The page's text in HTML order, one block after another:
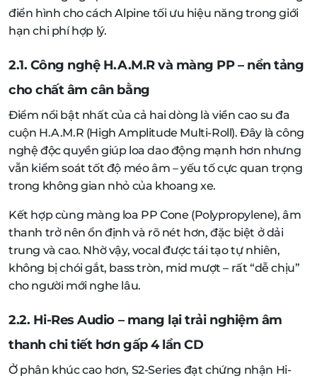
điển hình cho cách Alpine tối ưu hiệu năng trong giới
hạn chi phí hợp lý.
2.1. Công nghệ H.A.M.R và màng PP – nền tảng
cho chất âm cân bằng
Điểm nổi bật nhất của cả hai dòng là viền cao su đa
cuộn H.A.M.R (High Amplitude Multi-Roll). Đây là công
nghệ độc quyền giúp loa dao động mạnh hơn nhưng
vẫn kiểm soát tốt độ méo âm – yếu tố cực quan trọng
trong không gian nhỏ của khoang xe.
Kết hợp cùng màng loa PP Cone (Polypropylene), âm
thanh trở nên ổn định và rõ nét hơn, đặc biệt ở dải
trung và cao. Nhờ vậy, vocal được tái tạo tự nhiên,
không bị chói gắt, bass tròn, mid mượt – rất “dễ chịu”
cho người mới nghe lâu.
2.2. Hi-Res Audio – mang lại trải nghiệm âm
thanh chi tiết hơn gấp 4 lần CD
Ở phân khúc cao hơn, S2-Series đạt chứng nhận Hi-